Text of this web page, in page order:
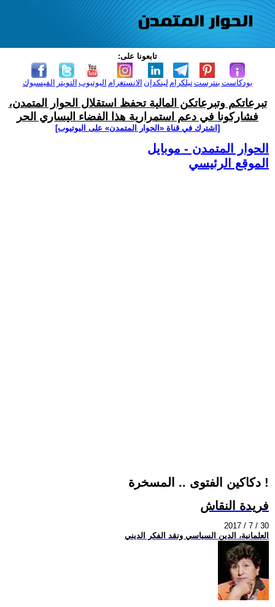
تابعونا على:
الفيسبوك التويتر اليوتيوب الانستغرام لينكدإن تيلكرامبنترست بودكاست
تبرعاتكم وتبرعاتكن المالية تحفظ استقلال الحوار المتمدن،
فشاركونا في دعم استمرارية هذا الفضاء اليساري الحر
[اشترك في قناة ‫«الحوار المتمدن» على اليوتيوب]
الحوار المتمدن - موبايل
الموقع الرئيسي
دكاكين الفتوى .. المسخرة !
فريدة النقاش
2017 / 7 / 30
العلمانية، الدين السياسي ونقد الفكر الديني